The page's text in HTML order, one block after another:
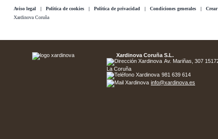
Aviso legal | Politica de cookies | Politica de privacidad | Condiciones generales |
Xardinova Coruña
Xardinova Coruña S.L.
Av. Mariñas, 307
La Coruña
981 639 614
info@xardinova.es